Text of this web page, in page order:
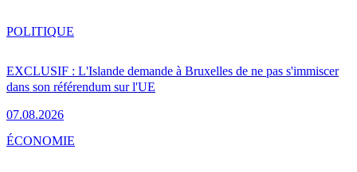
EXCLUSIF : L'Islande demande à Bruxelles de ne pas s'immiscer
dans son référendum sur l'UE
07.08.2026
POLITIQUE
ÉCONOMIE